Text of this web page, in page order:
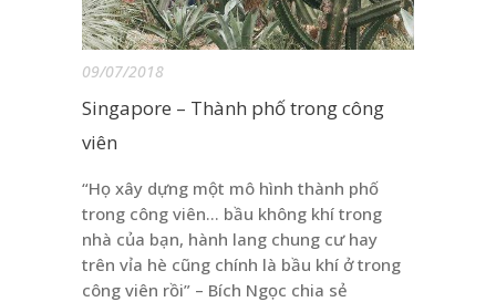
09/07/2018
Singapore – Thành phố trong công
viên
“Họ xây dựng một mô hình thành phố
trong công viên… bầu không khí trong
nhà của bạn, hành lang chung cư hay
trên vỉa hè cũng chính là bầu khí ở trong
công viên rồi” – Bích Ngọc chia sẻ